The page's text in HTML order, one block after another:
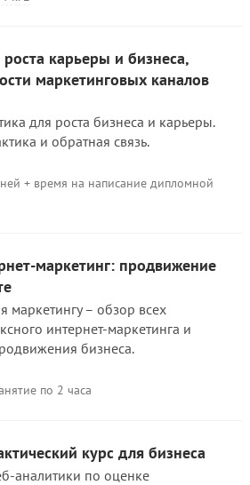
карьеры и бизнеса,
маркетинговых каналов
для роста бизнеса и карьеры.
и обратная связь.
+ время на написание дипломной
маркетинг: продвижение
маркетингу – обзор всех
интернет-маркетинга и
бизнеса.
по 2 часа
курс для бизнеса
аналитики по оценке